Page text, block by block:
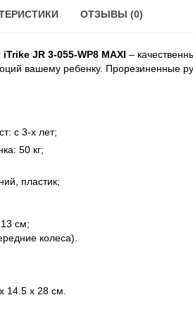
ОТЗЫВЫ (0)
JR 3-055-WP8 MAXI –
вашему ребенку. Прорезиненные
с 3-х лет;
50 кг;
пластик;
см;
колеса).
14.5 х 28 см.